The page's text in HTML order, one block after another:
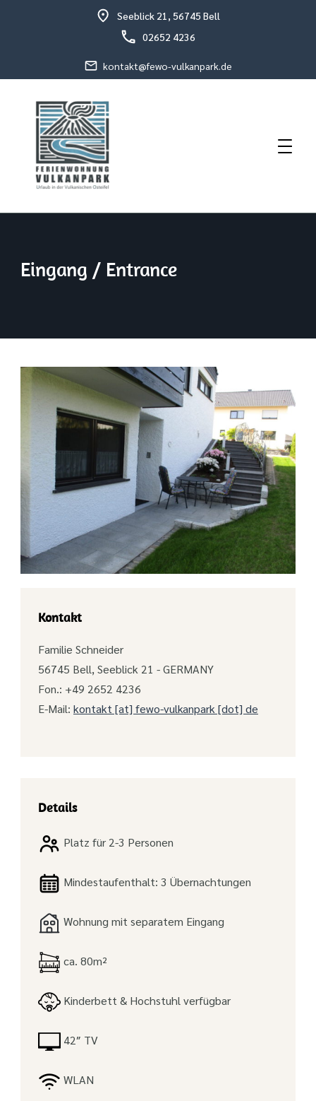
Seeblick 21, 56745 Bell
02652 4236
kontakt@fewo-vulkanpark.de
Fewo Vulkanpark
Eingang / Entrance
Kontakt
Familie Schneider
56745 Bell, Seeblick 21 - GERMANY
Fon.: +49 2652 4236
E-Mail: kontakt [at] fewo-vulkanpark [dot] de
Details
Platz für 2-3 Personen
Mindestaufenthalt: 3 Übernachtungen
Wohnung mit separatem Eingang
ca. 80m²
Kinderbett & Hochstuhl verfügbar
42″ TV
WLAN